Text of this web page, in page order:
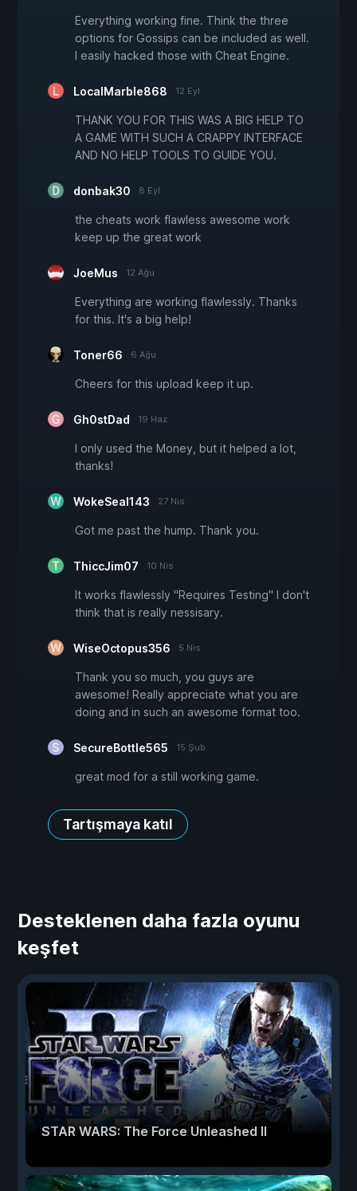
Everything working fine. Think the three
options for Gossips can be included as well.
I easily hacked those with Cheat Engine.
LocalMarble868 12 Eyl
THANK YOU FOR THIS WAS A BIG HELP TO
A GAME WITH SUCH A CRAPPY INTERFACE
AND NO HELP TOOLS TO GUIDE YOU.
donbak30 8 Eyl
the cheats work flawless awesome work
keep up the great work
JoeMus 12 Ağu
Everything are working flawlessly. Thanks
for this. It's a big help!
Toner66 6 Ağu
Cheers for this upload keep it up.
Gh0stDad 19 Haz
I only used the Money, but it helped a lot,
thanks!
WokeSeal143 27 Nis
Got me past the hump. Thank you.
ThiccJim07 10 Nis
It works flawlessly "Requires Testing" I don't
think that is really nessisary.
WiseOctopus356 5 Nis
Thank you so much, you guys are
awesome! Really appreciate what you are
doing and in such an awesome format too.
SecureBottle565 15 Şub
great mod for a still working game.
Tartışmaya katıl
Desteklenen daha fazla oyunu
keşfet
STAR WARS: The Force Unleashed II